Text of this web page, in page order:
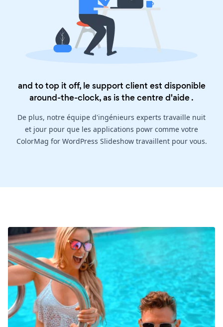
and to top it off, le support client est disponible
around-the-clock, as is thecentre d'aide.
De plus, notre équipe d'ingénieurs experts travaille nuit
et jour pour que les applications powr comme votre
ColorMag for WordPress Slideshow travaillent pour vous.